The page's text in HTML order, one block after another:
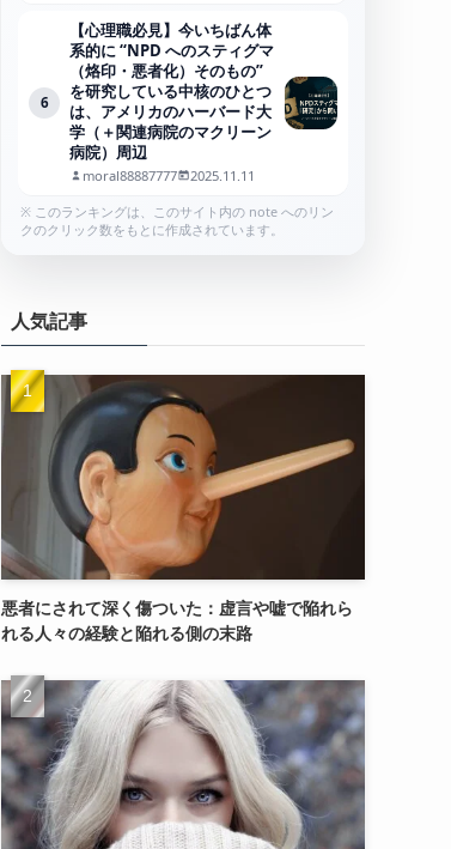
6
【心理職必見】今いちばん体
系的に “NPD へのスティグマ
（烙印・悪者化）そのもの”
を研究している中核のひとつ
は、アメリカのハーバード大
学（＋関連病院のマクリーン
病院）周辺
moral88887777
2025.11.11
※ このランキングは、このサイト内の note へのリン
クのクリック数をもとに作成されています。
人気記事
悪者にされて深く傷ついた：虚言や嘘で陥れら
れる人々の経験と陥れる側の末路